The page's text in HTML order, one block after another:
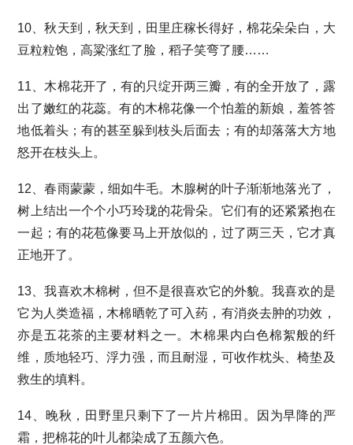
10、秋天到，秋天到，田里庄稼长得好，棉花朵朵白，大
豆粒粒饱，高粱涨红了脸，稻子笑弯了腰……
11、木棉花开了，有的只绽开两三瓣，有的全开放了，露
出了嫩红的花蕊。有的木棉花像一个怕羞的新娘，羞答答
地低着头；有的甚至躲到枝头后面去；有的却落落大方地
怒开在枝头上。
12、春雨蒙蒙，细如牛毛。木腺树的叶子渐渐地落光了，
树上结出一个个小巧玲珑的花骨朵。它们有的还紧紧抱在
一起；有的花苞像要马上开放似的，过了两三天，它才真
正地开了。
13、我喜欢木棉树，但不是很喜欢它的外貌。我喜欢的是
它为人类造福，木棉晒乾了可入药，有消炎去肿的功效，
亦是五花茶的主要材料之一。木棉果内白色棉絮般的纤
维，质地轻巧、浮力强，而且耐湿，可收作枕头、椅垫及
救生的填料。
14、晚秋，田野里只剩下了一片片棉田。因为早降的严
霜，把棉花的叶儿都染成了五颜六色。